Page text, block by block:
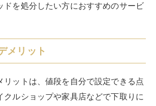
ドを処分したい方におすすめのサービ
メリット
リットは、値段を自分で設定できる点
クルショップや家具店などで下取りに